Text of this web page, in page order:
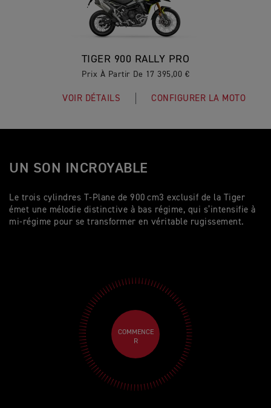
TIGER 900 RALLY PRO
Prix À Partir De 17 395,00 €
VOIR DÉTAILS CONFIGURER LA MOTO
UN SON INCROYABLE
Le trois cylindres T-Plane de 900 cm3 exclusif de la Tiger
émet une mélodie distinctive à bas régime, qui s’intensifie à
mi-régime pour se transformer en véritable rugissement.
COMMENCE
R